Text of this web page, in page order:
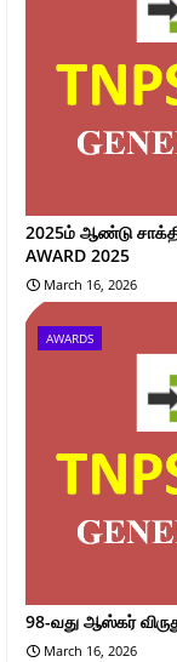
2025ம் ஆண்டு
AWARD 2025
March 16, 2026
AWARDS
98-வது ஆஸ்கர்
March 16, 2026